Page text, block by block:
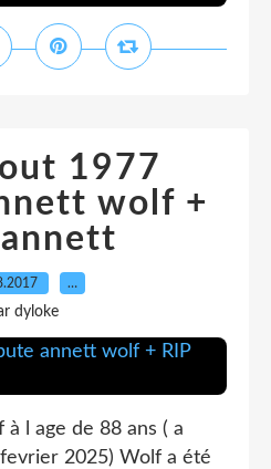
1977
wolf +
annett
…
dyloke
l age de 88 ans ( a
2025) Wolf a été